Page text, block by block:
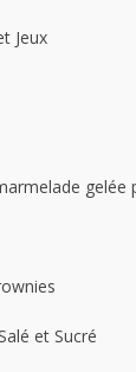
Jeux
gelée
et Sucré